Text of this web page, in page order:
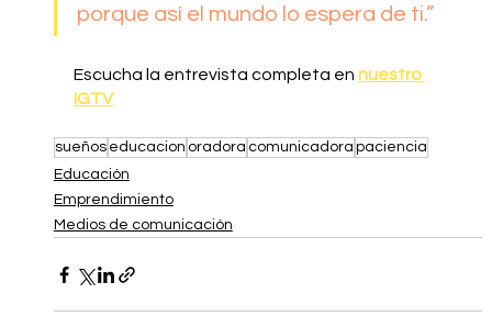
porque así el mundo lo espera de ti.”
Escucha la entrevista completa en nuestro
IGTV
sueños educacion oradora comunicadora paciencia
Educación
Emprendimiento
Medios de comunicación